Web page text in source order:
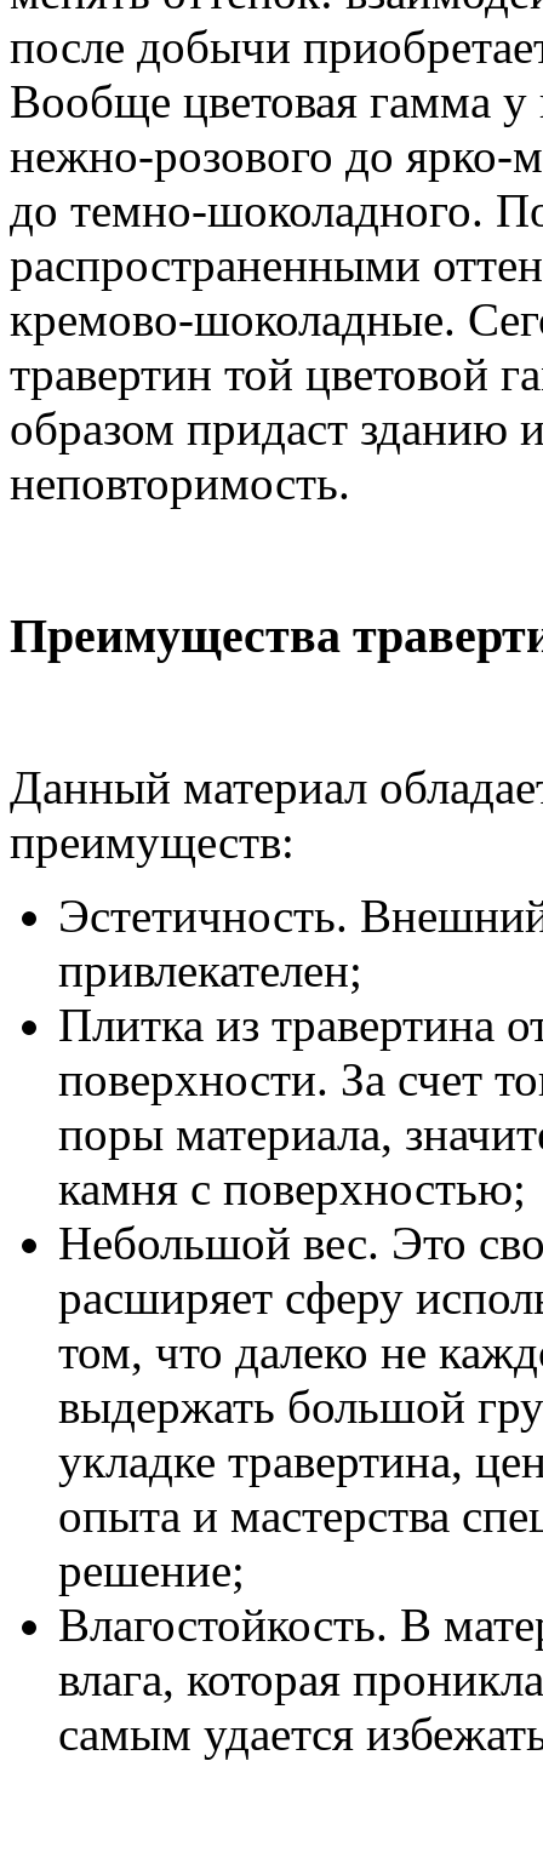
после добычи
Вообще цветовая гамма
нежно-розового до ярко-
до темно-шоколадного.
распространенными
кремово-шоколадные.
травертин той цветовой
образом придаст зданию
неповторимость.
Преимущества
Данный материал
преимуществ:
Эстетичность.
привлекателен;
Плитка из травертина
поверхности. За счет
поры материала,
камня с поверхностью;
Небольшой вес. Это
расширяет сферу
том, что далеко не
выдержать большой
укладке травертина,
опыта и мастерства
решение;
Влагостойкость. В
влага, которая
самым удается